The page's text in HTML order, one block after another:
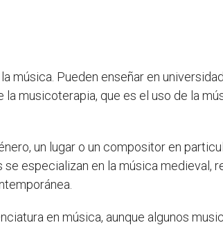
música. Pueden enseñar en
musicoterapia, que es el uso de la
un lugar o un compositor en
especializan en la música medieval,
en música, aunque algunos